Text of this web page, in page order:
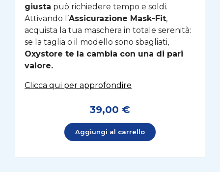
giusta può richiedere tempo e soldi.
Attivando l’Assicurazione Mask-Fit,
acquista la tua maschera in totale serenità:
se la taglia o il modello sono sbagliati,
Oxystore te la cambia con una di pari
valore.
Clicca qui per approfondire
39,00 €
Aggiungi al carrello